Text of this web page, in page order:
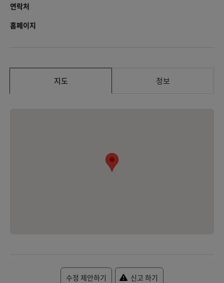
연락처
홈페이지
지도 정보
수정 제안하기 신고 하기